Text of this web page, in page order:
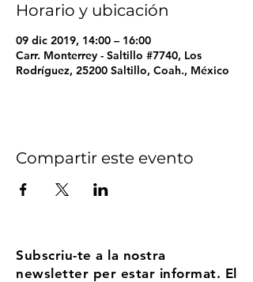
Horario y ubicación
09 dic 2019, 14:00 – 16:00
Carr. Monterrey - Saltillo #7740, Los
Rodríguez, 25200 Saltillo, Coah., México
Compartir este evento
Subscriu-te a la nostra
newsletter per estar informat. El